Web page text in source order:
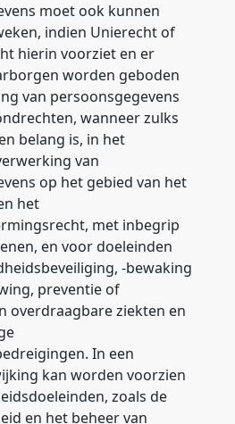
moet ook kunnen
indien Unierecht of
hierin voorziet en er
worden geboden
van persoonsgegevens
wanneer zulks
belang is, in het
van
op het gebied van het
het
met inbegrip
en voor doeleinden
-bewaking
preventie of
overdraagbare ziekten en
In een
kan worden voorzien
zoals de
en het beheer van